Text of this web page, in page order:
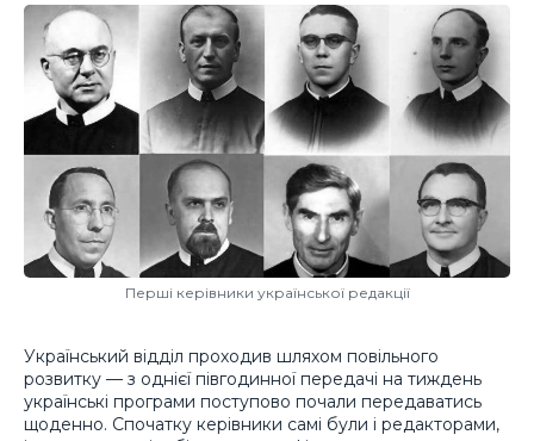
Перші керівники української редакції
Український відділ проходив шляхом повільного
розвитку — з однієї півгодинної передачі на тиждень
українські програми поступово почали передаватись
щоденно. Спочатку керівники самі були і редакторами,